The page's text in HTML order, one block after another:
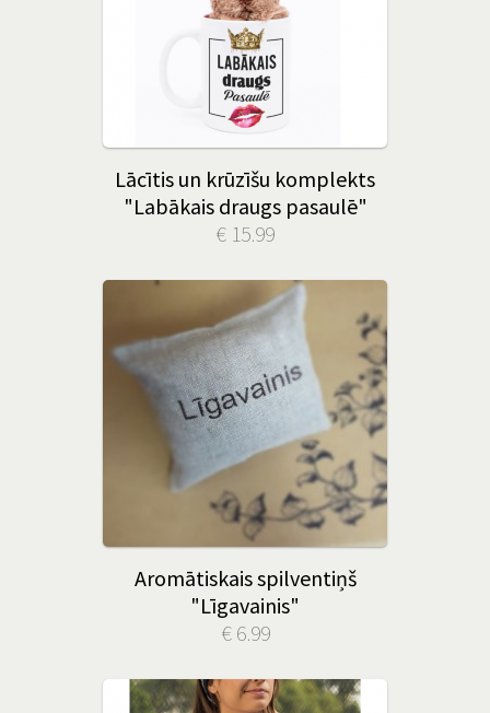
Lācītis un krūzīšu komplekts
"Labākais draugs pasaulē"
€ 15.99
Aromātiskais spilventiņš
"Līgavainis"
€ 6.99